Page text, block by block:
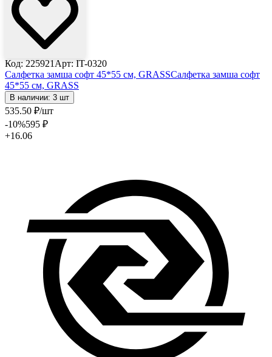
Код: 225921 Арт: IT-0320
Салфетка замша софт 45*55 см, GRASSСалфетка замша софт
45*55 см, GRASS
В наличии: 3 шт
535.50 ₽/шт
-10%595 ₽
+16.06